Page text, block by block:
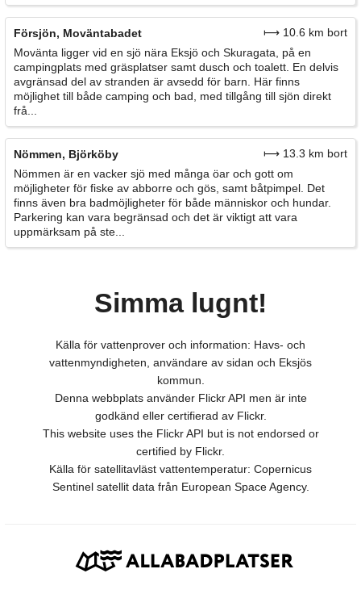
Försjön, Moväntabadet
⟼ 10.6 km bort
Movänta ligger vid en sjö nära Eksjö och Skuragata, på en
campingplats med gräsplatser samt dusch och toalett. En delvis
avgränsad del av stranden är avsedd för barn. Här finns
möjlighet till både camping och bad, med tillgång till sjön direkt
frå...
Nömmen, Björköby
⟼ 13.3 km bort
Nömmen är en vacker sjö med många öar och gott om
möjligheter för fiske av abborre och gös, samt båtpimpel. Det
finns även bra badmöjligheter för både människor och hundar.
Parkering kan vara begränsad och det är viktigt att vara
uppmärksam på ste...
Simma lugnt!
Källa för vattenprover och information: Havs- och
vattenmyndigheten, användare av sidan och Eksjös
kommun.
Denna webbplats använder Flickr API men är inte
godkänd eller certifierad av Flickr.
This website uses the Flickr API but is not endorsed or
certified by Flickr.
Källa för satellitavläst vattentemperatur: Copernicus
Sentinel satellit data från European Space Agency.